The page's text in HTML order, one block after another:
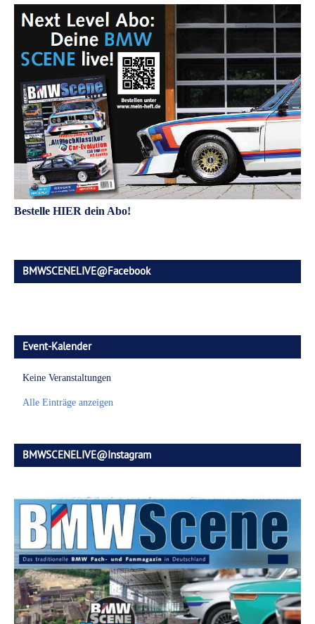
Bestelle HIER dein Abo!
BMWSCENELIVE@Facebook
Event-Kalender
Keine Veranstaltungen
Alle Einträge anzeigen
BMWSCENELIVE@Instagram